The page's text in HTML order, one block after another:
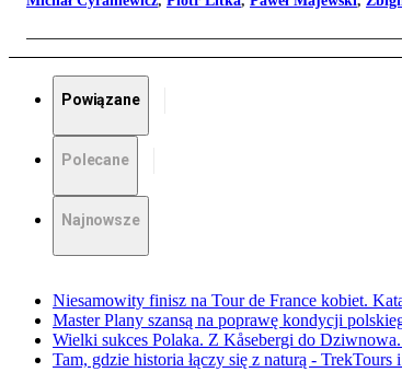
Powiązane
Polecane
Najnowsze
Niesamowity finisz na Tour de France kobiet.
Master Plany szansą na poprawę kondycji
Wielki sukces Polaka. Z Kåsebergi do
Tam, gdzie historia łączy się z naturą -